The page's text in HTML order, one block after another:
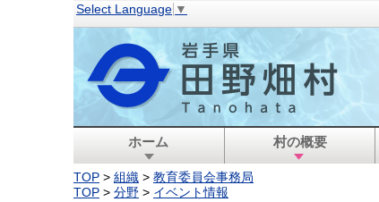
Select Language ▼
ホーム 村の概要
TOP > 組織 > 教育委員会事務局
TOP > 分野 > イベント情報